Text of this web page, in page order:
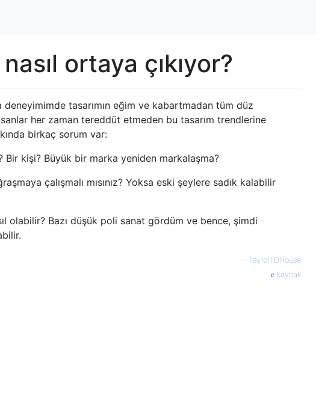
ortaya çıkıyor?
deneyimimde tasarımın eğim ve kabartmadan tüm düz
her zaman tereddüt etmeden bu tasarım trendlerine
birkaç sorum var:
Bir kişi? Büyük bir marka yeniden markalaşma?
çalışmalı mısınız? Yoksa eski şeylere sadık kalabilir
olabilir? Bazı düşük poli sanat gördüm ve bence, şimdi
— TaylorTDHouse
kaynak